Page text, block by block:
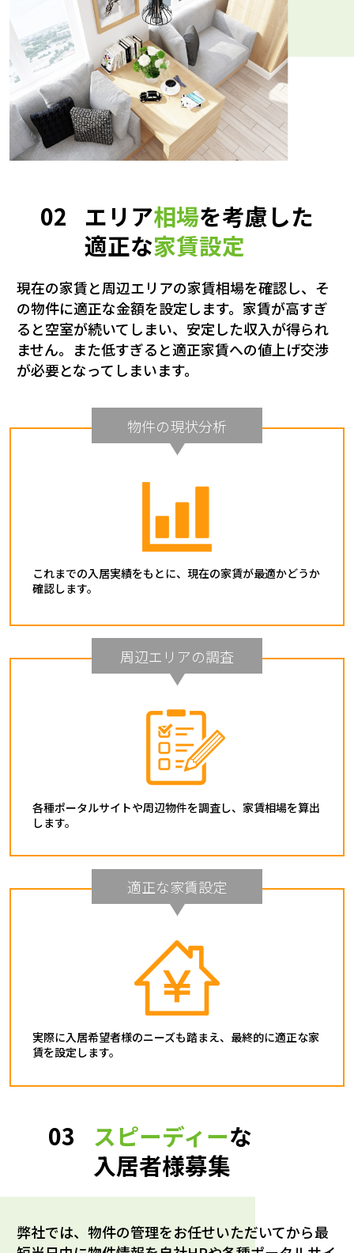
02 エリア相場を考慮した
適正な家賃設定
現在の家賃と周辺エリアの家賃相場を確認し、そ
の物件に適正な金額を設定します。家賃が高すぎ
ると空室が続いてしまい、安定した収入が得られ
ません。また低すぎると適正家賃への値上げ交渉
が必要となってしまいます。
物件の現状分析
これまでの入居実績をもとに、現在の家賃が最適かどうか
確認します。
周辺エリアの調査
各種ポータルサイトや周辺物件を調査し、家賃相場を算出
します。
適正な家賃設定
実際に入居希望者様のニーズも踏まえ、最終的に適正な家
賃を設定します。
03 スピーディーな
入居者様募集
弊社では、物件の管理をお任せいただいてから最